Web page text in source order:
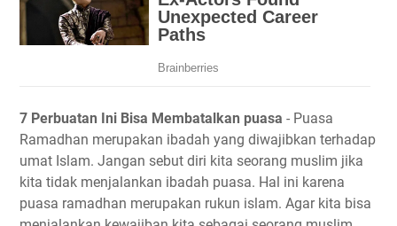
7 Perbuatan Ini Bisa Membatalkan puasa - Puasa
Ramadhan merupakan ibadah yang diwajibkan terhadap
umat Islam. Jangan sebut diri kita seorang muslim jika
kita tidak menjalankan ibadah puasa. Hal ini karena
puasa ramadhan merupakan rukun islam. Agar kita bisa